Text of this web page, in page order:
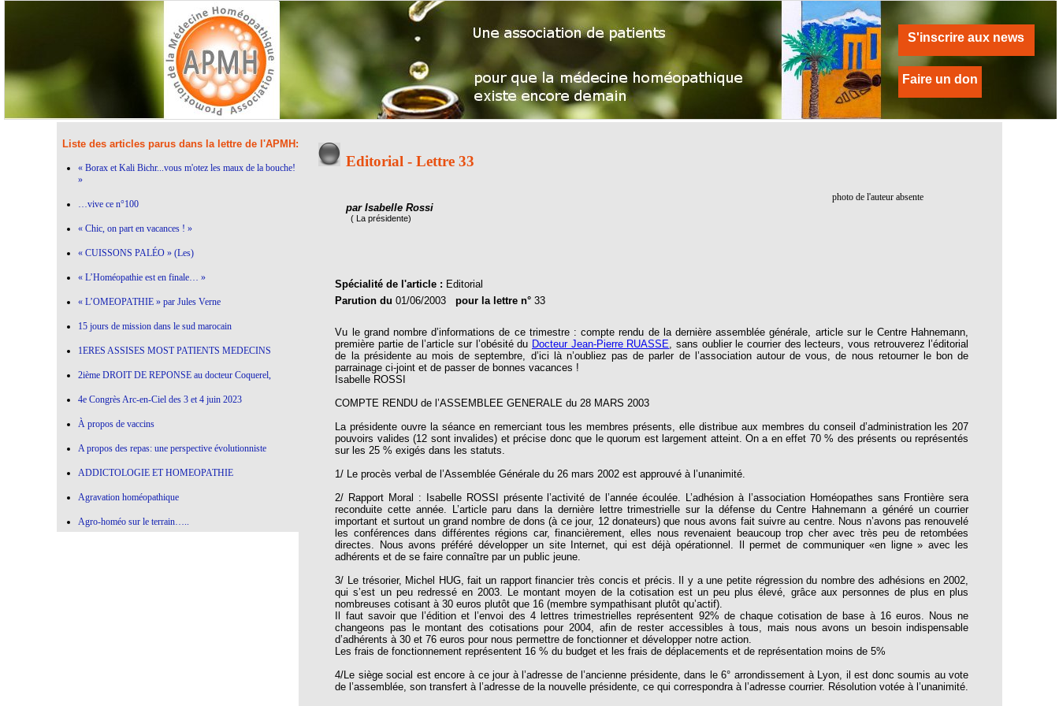
S'inscrire aux news
Faire un don
Liste des articles parus dans la lettre de l'APMH:
« Borax et Kali Bichr...vous m'otez les maux de la bouche!
»
…vive ce n°100
« Chic, on part en vacances ! »
« CUISSONS PALÉO » (Les)
« L’Homéopathie est en finale… »
« L’OMEOPATHIE » par Jules Verne
15 jours de mission dans le sud marocain
1ERES ASSISES MOST PATIENTS MEDECINS
2ième DROIT DE REPONSE au docteur Coquerel,
4e Congrès Arc-en-Ciel des 3 et 4 juin 2023
À propos de vaccins
A propos des repas: une perspective évolutionniste
ADDICTOLOGIE ET HOMEOPATHIE
Agravation homéopathique
Agro-homéo sur le terrain…..
Editorial - Lettre 33
photo de l'auteur absente
par Isabelle Rossi
( La présidente)
Spécialité de l'article : Editorial
Parution du01/06/2003pour la lettre n°33
Vu le grand nombre d’informations de ce trimestre : compte rendu de la dernière assemblée générale, article sur le Centre Hahnemann,
première partie de l’article sur l’obésité du Docteur Jean-Pierre RUASSE , sans oublier le courrier des lecteurs, vous retrouverez l’éditorial
de la présidente au mois de septembre, d’ici là n’oubliez pas de parler de l’association autour de vous, de nous retourner le bon de
parrainage ci-joint et de passer de bonnes vacances !
Isabelle ROSSI
COMPTE RENDU de l’ASSEMBLEE GENERALE du 28 MARS 2003
La présidente ouvre la séance en remerciant tous les membres présents, elle distribue aux membres du conseil d’administration les 207
pouvoirs valides (12 sont invalides) et précise donc que le quorum est largement atteint. On a en effet 70 % des présents ou représentés
sur les 25 % exigés dans les statuts.
1/ Le procès verbal de l’Assemblée Générale du 26 mars 2002 est approuvé à l’unanimité.
2/ Rapport Moral : Isabelle ROSSI présente l’activité de l’année écoulée. L’adhésion à l’association Homéopathes sans Frontière sera
reconduite cette année. L’article paru dans la dernière lettre trimestrielle sur la défense du Centre Hahnemann a généré un courrier
important et surtout un grand nombre de dons (à ce jour, 12 donateurs) que nous avons fait suivre au centre. Nous n’avons pas renouvelé
les conférences dans différentes régions car, financièrement, elles nous revenaient beaucoup trop cher avec très peu de retombées
directes. Nous avons préféré développer un site Internet, qui est déjà opérationnel. Il permet de communiquer «en ligne » avec les
adhérents et de se faire connaître par un public jeune.
3/ Le trésorier, Michel HUG, fait un rapport financier très concis et précis. Il y a une petite régression du nombre des adhésions en 2002,
qui s’est un peu redressé en 2003. Le montant moyen de la cotisation est un peu plus élevé, grâce aux personnes de plus en plus
nombreuses cotisant à 30 euros plutôt que 16 (membre sympathisant plutôt qu’actif).
Il faut savoir que l’édition et l’envoi des 4 lettres trimestrielles représentent 92% de chaque cotisation de base à 16 euros. Nous ne
changeons pas le montant des cotisations pour 2004, afin de rester accessibles à tous, mais nous avons un besoin indispensable
d’adhérents à 30 et 76 euros pour nous permettre de fonctionner et développer notre action.
Les frais de fonctionnement représentent 16 % du budget et les frais de déplacements et de représentation moins de 5%
4/Le siège social est encore à ce jour à l’adresse de l’ancienne présidente, dans le 6° arrondissement à Lyon, il est donc soumis au vote
de l’assemblée, son transfert à l’adresse de la nouvelle présidente, ce qui correspondra à l’adresse courrier. Résolution votée à l’unanimité.